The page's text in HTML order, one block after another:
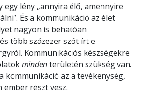
egy lény „annyira élő, amennyire
És a kommunikáció az élet
nagyon is behatóan
több százezer szót írt e
Kommunikációs készségekre
mindenterületén szükség van.
kommunikáció az a tevékenység,
ember részt vesz.